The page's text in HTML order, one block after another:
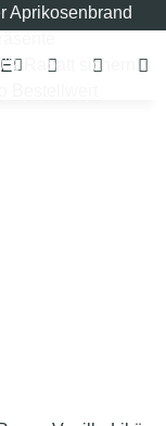
Aprikosenbrand
Rabatt sichern!